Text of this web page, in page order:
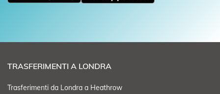
TRASFERIMENTI A LONDRA
Trasferimenti da Londra a Heathrow